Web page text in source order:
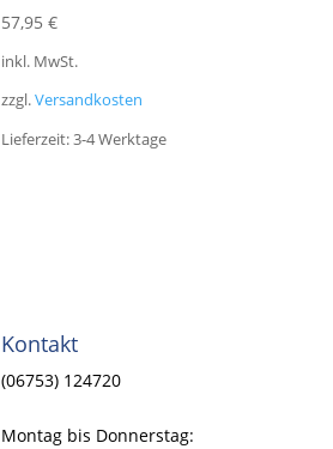
57,95€
inkl. MwSt.
zzgl.Versandkosten
Lieferzeit:3-4 Werktage
Kontakt
(06753) 124720
Montag bis Donnerstag: